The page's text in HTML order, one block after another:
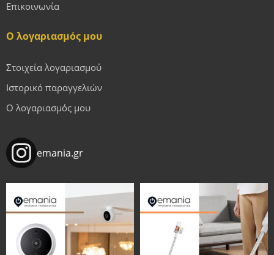
Επικοινωνία
Ο λογαριασμός μου
Στοιχεία λογαριασμού
Ιστορικό παραγγελιών
Ο λογαριασμός μου
emania.gr